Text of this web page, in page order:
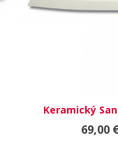
Keramický
69,00